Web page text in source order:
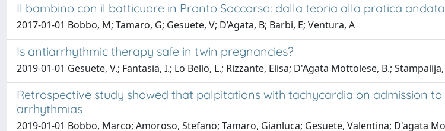
Il bambino con il batticuore in Pronto Soccorso: dalla teoria alla pratica
2017-01-01 Bobbo, M; Tamaro, G; Gesuete, V; D’Agata, B; Barbi, E; Ventura, A
Is antiarrhythmic therapy safe in twin pregnancies?
2019-01-01 Gesuete, V.; Fantasia, I.; Lo Bello, L.; Rizzante, Elisa; D'Agata Mottolese, B.; Stampalija,
Retrospective study showed that palpitations with tachycardia on admission
arrhythmias
2019-01-01 Bobbo, Marco; Amoroso, Stefano; Tamaro, Gianluca; Gesuete, Valentina; D'agata